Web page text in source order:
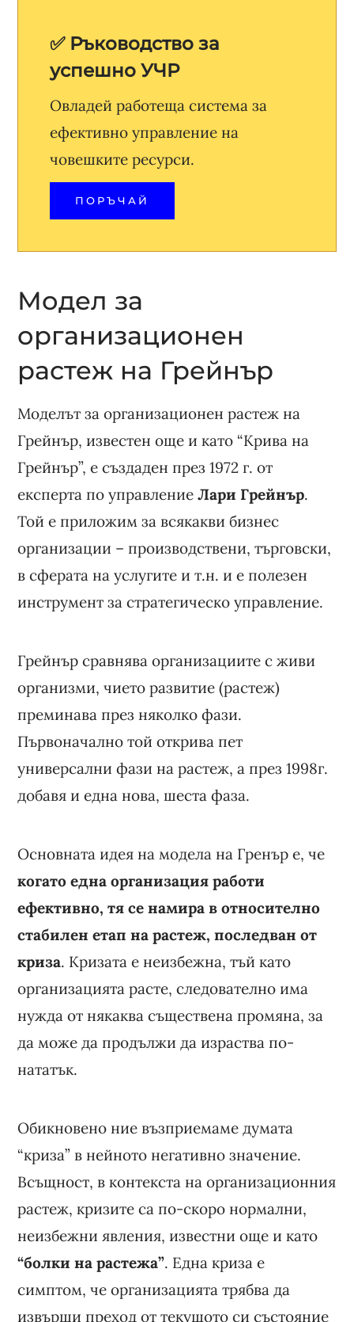
✅ Ръководство за
успешно УЧР
Овладей работеща система за
ефективно управление на
човешките ресурси.
ПОРЪЧАЙ
Модел за
организационен
растеж на Грейнър
Моделът за организационен растеж на
Грейнър, известен още и като “Крива на
Грейнър”, е създаден през 1972 г. от
експерта по управлениеЛари Грейнър.
Той е приложим за всякакви бизнес
организации – производствени, търговски,
в сферата на услугите и т.н. и е полезен
инструмент за стратегическо управление.
Грейнър сравнява организациите с живи
организми, чието развитие (растеж)
преминава през няколко фази.
Първоначално той открива пет
универсални фази на растеж, а през 1998г.
добавя и една нова, шеста фаза.
Основната идея на модела на Гренър е, че
когато една организация работи
ефективно, тя се намира в относително
стабилен етап на растеж, последван от
криза. Кризата е неизбежна, тъй като
организацията расте, следователно има
нужда от някаква съществена промяна, за
да може да продължи да израства по-
нататък.
Обикновено ние възприемаме думата
“криза” в нейното негативно значение.
Всъщност, в контекста на организационния
растеж, кризите са по-скоро нормални,
неизбежни явления, известни още и като
“болки на растежа”. Една криза е
симптом, че организацията трябва да
извърши преход от текущото си състояние